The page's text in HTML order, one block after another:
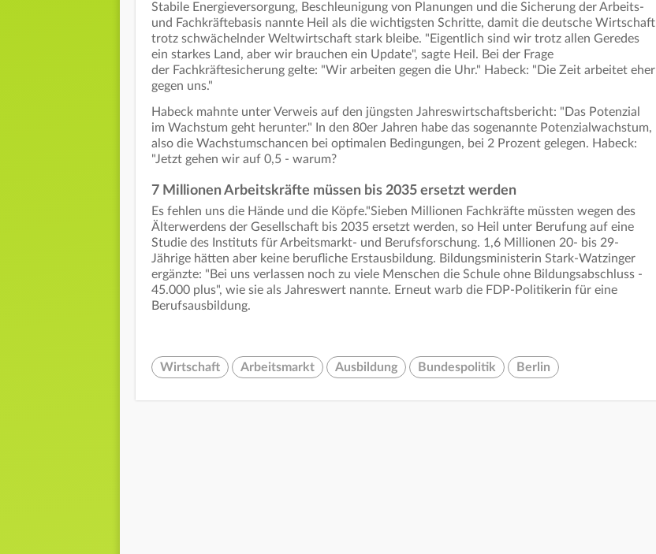
Stabile Energieversorgung, Beschleunigung von Planungen und die Sicherung der Arbeits-
und Fachkräftebasis nannte Heil als die wichtigsten Schritte, damit die deutsche Wirtschaft
trotz schwächelnder Weltwirtschaft stark bleibe. "Eigentlich sind wir trotz allen Geredes
ein starkes Land, aber wir brauchen ein Update", sagte Heil. Bei der Frage
der Fachkräftesicherung gelte: "Wir arbeiten gegen die Uhr." Habeck: "Die Zeit arbeitet eher
gegen uns."
Habeck mahnte unter Verweis auf den jüngsten Jahreswirtschaftsbericht: "Das Potenzial
im Wachstum geht herunter." In den 80er Jahren habe das sogenannte Potenzialwachstum,
also die Wachstumschancen bei optimalen Bedingungen, bei 2 Prozent gelegen. Habeck:
"Jetzt gehen wir auf 0,5 - warum?
7 Millionen Arbeitskräfte müssen bis 2035 ersetzt werden
Es fehlen uns die Hände und die Köpfe."Sieben Millionen Fachkräfte müssten wegen des
Älterwerdens der Gesellschaft bis 2035 ersetzt werden, so Heil unter Berufung auf eine
Studie des Instituts für Arbeitsmarkt- und Berufsforschung. 1,6 Millionen 20- bis 29-
Jährige hätten aber keine berufliche Erstausbildung. Bildungsministerin Stark-Watzinger
ergänzte: "Bei uns verlassen noch zu viele Menschen die Schule ohne Bildungsabschluss -
45.000 plus", wie sie als Jahreswert nannte. Erneut warb die FDP-Politikerin für eine
Berufsausbildung.
Wirtschaft Arbeitsmarkt Ausbildung Bundespolitik Berlin